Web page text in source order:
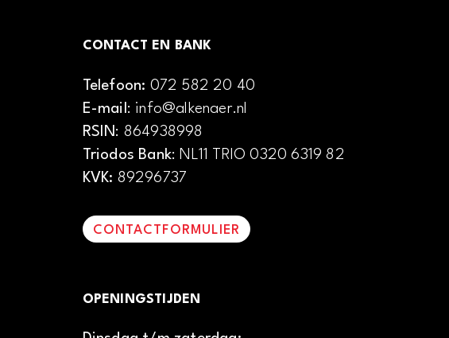
CONTACT EN BANK
Telefoon: 072 582 20 40
E-mail: info@alkenaer.nl
RSIN: 864938998
Triodos Bank: NL11 TRIO 0320 6319 82
KVK: 89296737
CONTACTFORMULIER
OPENINGSTIJDEN